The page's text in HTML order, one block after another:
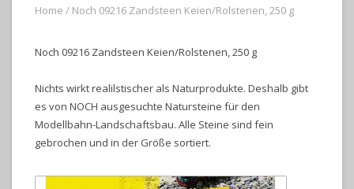
Home / Noch 09216 Zandsteen Keien/Rolstenen, 250 g
Noch 09216 Zandsteen Keien/Rolstenen, 250 g
Nichts wirkt realilstischer als Naturprodukte. Deshalb gibt
es von NOCH ausgesuchte Natursteine für den
Modellbahn-Landschaftsbau. Alle Steine sind fein
gebrochen und in der Größe sortiert.